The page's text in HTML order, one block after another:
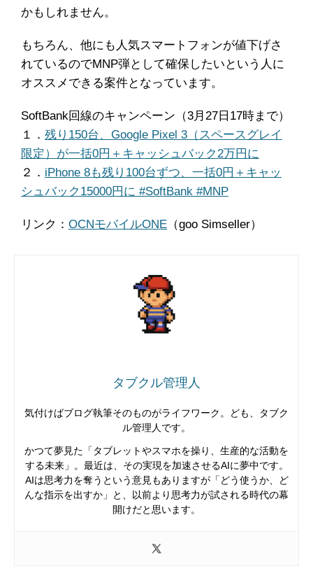
かもしれません。
もちろん、他にも人気スマートフォンが値下げさ
れているのでMNP弾として確保したいという人に
オススメできる案件となっています。
SoftBank回線のキャンペーン（3月27日17時まで）
１． 残り150台、Google Pixel 3（スペースグレイ
限定）が一括0円＋キャッシュバック2万円に
２． iPhone 8も残り100台ずつ、一括0円＋キャッ
シュバック15000円に #SoftBank #MNP
リンク： OCNモバイルONE （goo Simseller）
タブクル管理人
気付けばブログ執筆そのものがライフワーク。ども、タブク
ル管理人です。
かつて夢見た「タブレットやスマホを操り、生産的な活動を
する未来」。最近は、その実現を加速させるAIに夢中です。
AIは思考力を奪うという意見もありますが「どう使うか、ど
んな指示を出すか」と、以前より思考力が試される時代の幕
開けだと思います。